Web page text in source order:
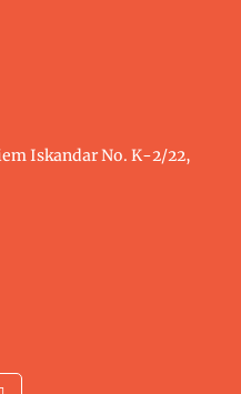
Iskandar No. K-2/22,